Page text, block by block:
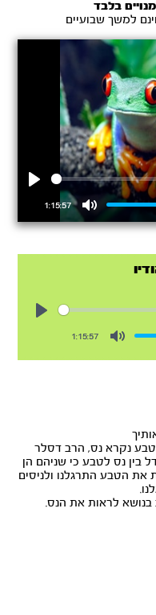
בלבד
למשך שבועיים
1:15:57
Mute
1:15:57
נקרא נס, הרב דסלר
בין נס לטבע כי שניהם הן
הטבע התרגלנו ולניסים
בנושא לראות את הנס.